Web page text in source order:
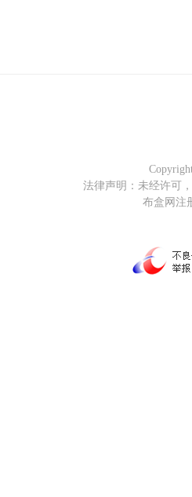
法律声明：未经许可
布盒网注